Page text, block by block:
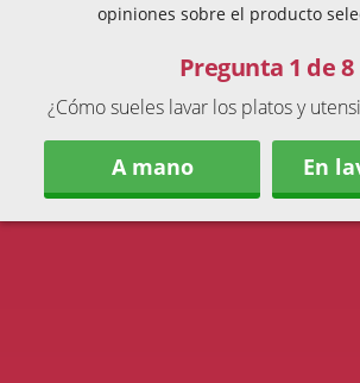
opiniones sobre el producto
Pregunta 1 de 8
¿Cómo sueles lavar los platos y
A mano En